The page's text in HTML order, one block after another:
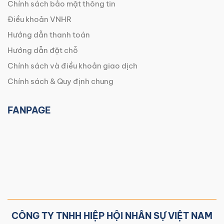
Chính sách bảo mật thông tin
Điều khoản VNHR
Hướng dẫn thanh toán
Hướng dẫn đặt chỗ
Chính sách và điều khoản giao dịch
Chính sách & Quy định chung
FANPAGE
CÔNG TY TNHH HIỆP HỘI NHÂN SỰ VIỆT NAM